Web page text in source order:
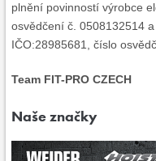
plnění povinností výrobce
osvědčení č. 0508132514 a
IČO:28985681, číslo
Team FIT-PRO CZECH
Naše značky